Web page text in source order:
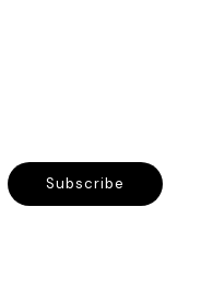
Subscribe